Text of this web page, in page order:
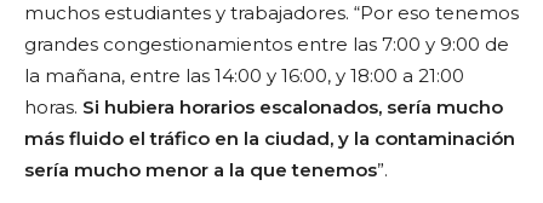
muchos estudiantes y trabajadores. “Por eso tenemos
grandes congestionamientos entre las 7:00 y 9:00 de
la mañana, entre las 14:00 y 16:00, y 18:00 a 21:00
horas. Si hubiera horarios escalonados, sería mucho
más fluido el tráfico en la ciudad, y la contaminación
sería mucho menor a la que tenemos”.